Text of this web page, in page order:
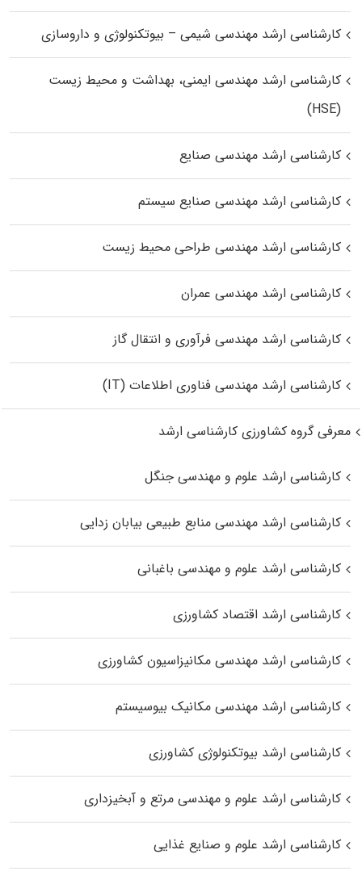
کارشناسی ارشد مهندسی شیمی – بیوتکنولوژی و داروسازی
کارشناسی ارشد مهندسی ایمنی، بهداشت و محیط زیست
(HSE)
کارشناسی ارشد مهندسی صنایع
کارشناسی ارشد مهندسی صنایع سیستم
کارشناسی ارشد مهندسی طراحی محیط زیست
کارشناسی ارشد مهندسی عمران
کارشناسی ارشد مهندسی فرآوری و انتقال گاز
کارشناسی ارشد مهندسی فناوری اطلاعات (IT)
معرفی گروه کشاورزی کارشناسی ارشد
کارشناسی ارشد علوم و مهندسی جنگل
کارشناسی ارشد مهندسی منابع طبیعی بیابان زدایی
کارشناسی ارشد علوم و مهندسی باغبانی
کارشناسی ارشد اقتصاد کشاورزی
کارشناسی ارشد مهندسی مکانیزاسیون کشاورزی
کارشناسی ارشد مهندسی مکانیک بیوسیستم
کارشناسی ارشد بیوتکنولوژی کشاورزی
کارشناسی ارشد علوم و مهندسی مرتع و آبخیزداری
کارشناسی ارشد علوم و صنایع غذایی